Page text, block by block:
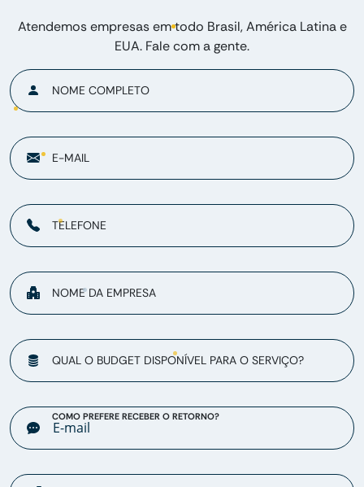
Atendemos empresas em todo Brasil, América Latina e
EUA. Fale com a gente.
NOME COMPLETO
E-MAIL
TELEFONE
NOME DA EMPRESA
QUAL O BUDGET DISPONÍVEL PARA O SERVIÇO?
COMO PREFERE RECEBER O RETORNO?